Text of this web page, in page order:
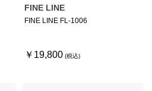
FINE LINE
FINE LINE FL-1006
￥19,800